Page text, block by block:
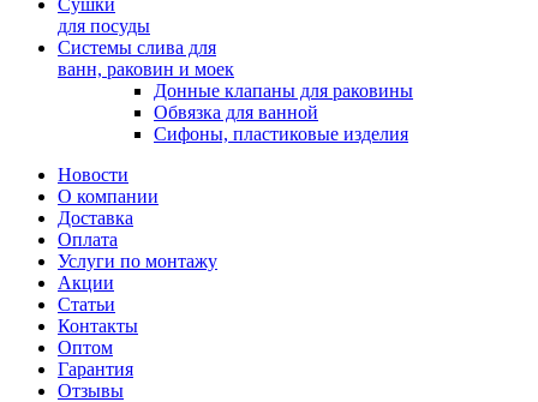
Сушки
для посуды
Системы слива для
ванн, раковин и моек
Донные клапаны для раковины
Обвязка для ванной
Сифоны, пластиковые изделия
Новости
О компании
Доставка
Оплата
Услуги по монтажу
Акции
Статьи
Контакты
Оптом
Гарантия
Отзывы